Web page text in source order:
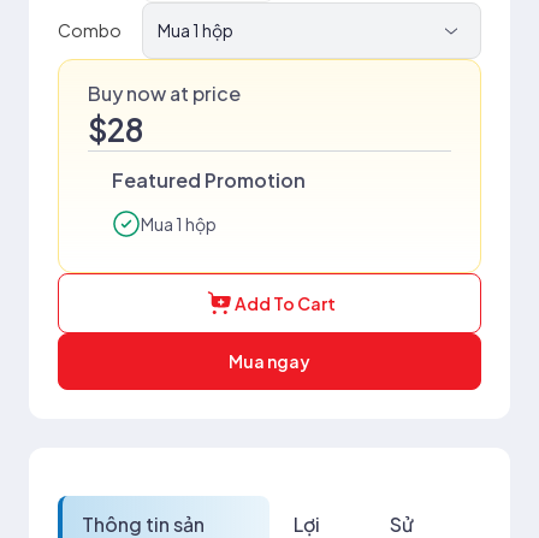
Combo Mua 1 hộp
Buy now at price
$28
Featured Promotion
Mua 1 hộp
Add To Cart
Mua ngay
Thông tin sản
Lợi
Sử